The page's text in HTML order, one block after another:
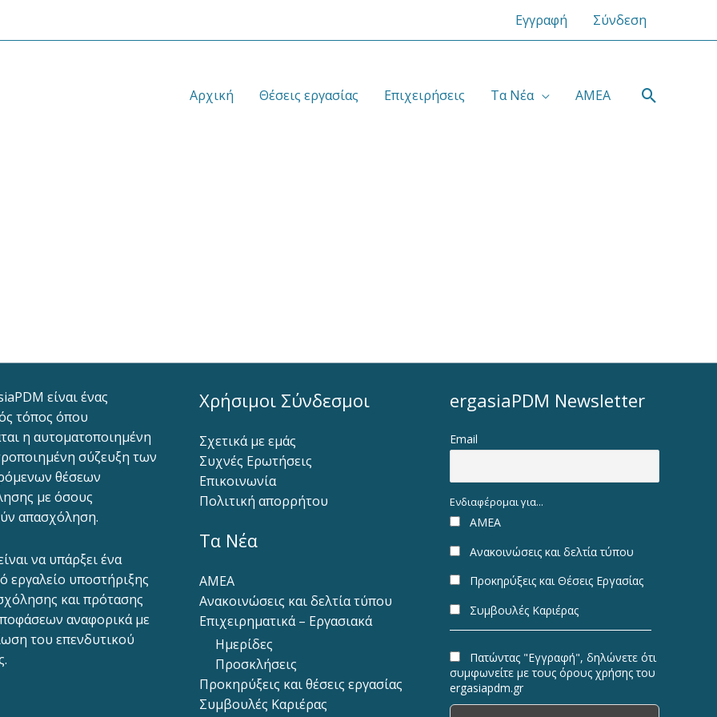
Εγγραφή Σύνδεση
Αρχική Θέσεις εργασίας Επιχειρήσεις Τα Νέα ΑΜΕΑ
είναι ένας
τόπος όπου
η αυτοματοποιημένη
σύζευξη των
θέσεων
με όσους
απασχόληση.
να υπάρξει ένα
εργαλείο υποστήριξης
και πρότασης
αναφορικά με
του επενδυτικού
Χρήσιμοι Σύνδεσμοι
Σχετικά με εμάς
Συχνές Ερωτήσεις
Επικοινωνία
Πολιτική απορρήτου
Τα Νέα
ΑΜΕΑ
Ανακοινώσεις και δελτία τύπου
Επιχειρηματικά – Εργασιακά
Ημερίδες
Προσκλήσεις
Προκηρύξεις και θέσεις εργασίας
Συμβουλές Καριέρας
ergasiaPDM Newsletter
Email
Ενδιαφέρομαι για...
ΑΜΕΑ
Ανακοινώσεις και δελτία τύπου
Προκηρύξεις και Θέσεις Εργασίας
Συμβουλές Καριέρας
Πατώντας "Εγγραφή", δηλώνετε ότι
συμφωνείτε με τους όρους χρήσης του
ergasiapdm.gr